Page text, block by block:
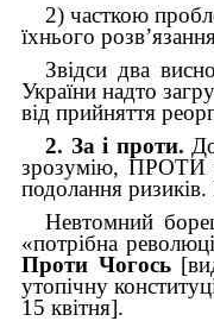
2) часткою
їхнього
Звідси два
України надто
від прийняття
2. За і проти.
зрозумію, ПРОТИ
подолання ризиків.
Невтомний
«потрібна
Проти Чогось
утопічну
15 квітня].